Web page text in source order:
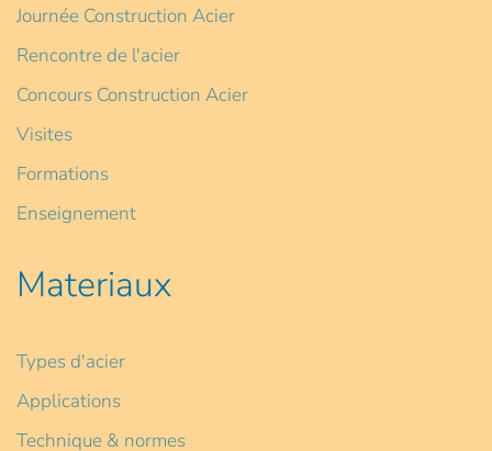
Journée Construction Acier
Rencontre de l'acier
Concours Construction Acier
Visites
Formations
Enseignement
Materiaux
Types d'acier
Applications
Technique & normes